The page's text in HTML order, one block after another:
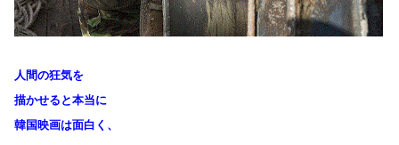
人間の狂気を
描かせると本当に
韓国映画は面白く、